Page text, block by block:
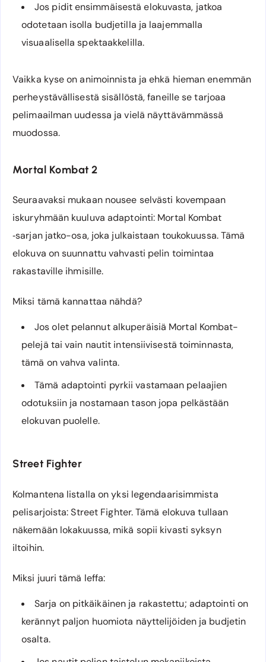
Jos pidit ensimmäisestä elokuvasta, jatkoa
odotetaan isolla budjetilla ja laajemmalla
visuaalisella spektaakkelilla.
Vaikka kyse on animoinnista ja ehkä hieman enemmän
perheystävällisestä sisällöstä, faneille se tarjoaa
pelimaailman uudessa ja vielä näyttävämmässä
muodossa.
Mortal Kombat 2
Seuraavaksi mukaan nousee selvästi kovempaan
iskuryhmään kuuluva adaptointi: Mortal Kombat
‐sarjan jatko-osa, joka julkaistaan toukokuussa. Tämä
elokuva on suunnattu vahvasti pelin toimintaa
rakastaville ihmisille.
Miksi tämä kannattaa nähdä?
Jos olet pelannut alkuperäisiä Mortal Kombat-
pelejä tai vain nautit intensiivisestä toiminnasta,
tämä on vahva valinta.
Tämä adaptointi pyrkii vastamaan pelaajien
odotuksiin ja nostamaan tason jopa pelkästään
elokuvan puolelle.
Street Fighter
Kolmantena listalla on yksi legendaarisimmista
pelisarjoista: Street Fighter. Tämä elokuva tullaan
näkemään lokakuussa, mikä sopii kivasti syksyn
iltoihin.
Miksi juuri tämä leffa:
Sarja on pitkäikäinen ja rakastettu; adaptointi on
kerännyt paljon huomiota näyttelijöiden ja budjetin
osalta.